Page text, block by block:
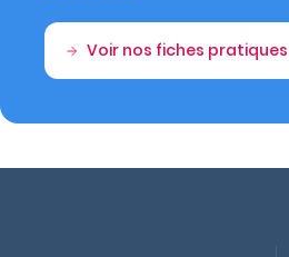
Voir nos fiches pratiques